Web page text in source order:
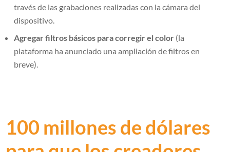
través de las grabaciones realizadas con la cámara del
dispositivo.
Agregar filtros básicos para corregir el color (la
plataforma ha anunciado una ampliación de filtros en
breve).
100 millones de dólares